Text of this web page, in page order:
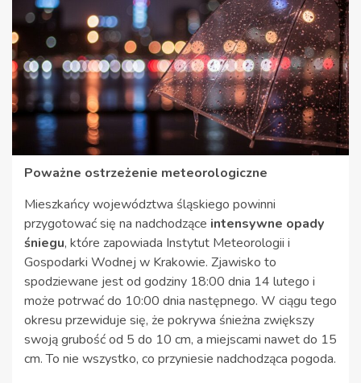
Poważne ostrzeżenie meteorologiczne
Mieszkańcy województwa śląskiego powinni
przygotować się na nadchodzące intensywne opady
śniegu, które zapowiada Instytut Meteorologii i
Gospodarki Wodnej w Krakowie. Zjawisko to
spodziewane jest od godziny 18:00 dnia 14 lutego i
może potrwać do 10:00 dnia następnego. W ciągu tego
okresu przewiduje się, że pokrywa śnieżna zwiększy
swoją grubość od 5 do 10 cm, a miejscami nawet do 15
cm. To nie wszystko, co przyniesie nadchodząca pogoda.